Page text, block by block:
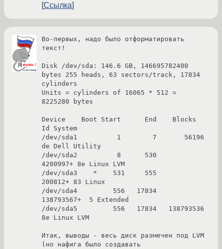
Ссылка
Во-первых, надо было отформатировать
текст!
Disk /dev/sda: 146.6 GB, 146695782400
bytes 255 heads, 63 sectors/track, 17834
cylinders
Units = cylinders of 16065 * 512 =
8225280 bytes
Device    Boot Start      End    Blocks
Id System
/dev/sda1          1        7       56196
de Dell Utility
/dev/sda2          8      530
4200997+ 8e Linux LVM
/dev/sda3    *    531     555
200812+ 83 Linux
/dev/sda4         556   17834
138793567+  5 Extended
/dev/sda5         556   17834   138793536
8e Linux LVM
Итак, выводы - весь диск размечен под LVM
(но нафига было создавать